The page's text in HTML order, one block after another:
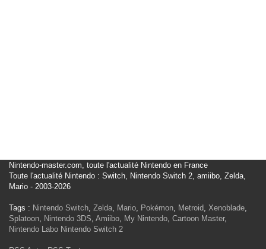
Nintendo-master.com, toute l'actualité Nintendo en France
Toute l'actualité Nintendo : Switch, Nintendo Switch 2, amiibo, Zelda,
Mario - 2003-2026
Tags : Nintendo Switch, Zelda, Mario, Pokémon, Metroid, Xenoblade,
Splatoon, Nintendo 3DS, Amiibo, My Nintendo, Cartoon Master,
Nintendo Labo Nintendo Switch 2